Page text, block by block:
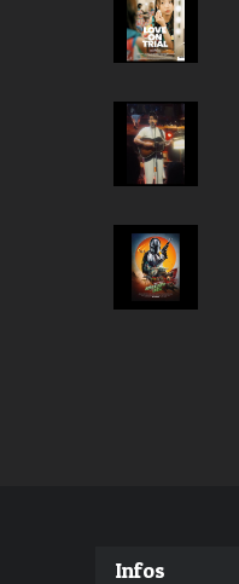
Infos